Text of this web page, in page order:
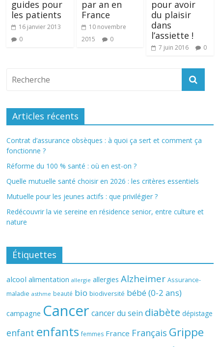
guides pour
les patients
16 janvier 2013
0
par an en
France
10 novembre
2015
0
pour avoir
du plaisir
dans
l’assiette !
7 juin 2016 0
Articles récents
Contrat d’assurance obsèques : à quoi ça sert et comment ça
fonctionne ?
Réforme du 100 % santé : où en est-on ?
Quelle mutuelle santé choisir en 2026 : les critères essentiels
Mutuelle pour les jeunes actifs : que privilégier ?
Redécouvrir la vie sereine en résidence senior, entre culture et
nature
Étiquettes
alcool alimentation allergie allergies Alzheimer Assurance-
maladie asthme beauté bio biodiversité bébé (0-2 ans)
campagne Cancer cancer du sein diabète dépistage
enfant enfants femmes France Français Grippe